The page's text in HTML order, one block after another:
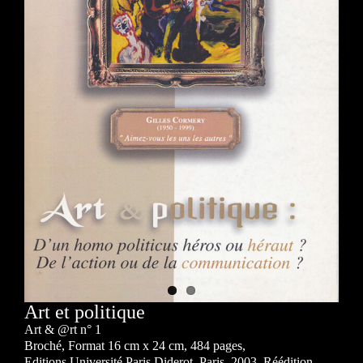
Art et politique
Art & @rt n° 1
Broché, Format 16 cm x 24 cm, 484 pages,